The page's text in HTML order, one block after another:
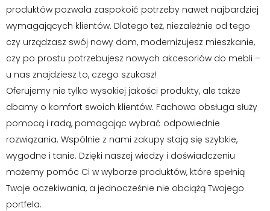
produktów pozwala zaspokoić potrzeby nawet najbardziej
wymagających klientów. Dlatego też, niezależnie od tego
czy urządzasz swój nowy dom, modernizujesz mieszkanie,
czy po prostu potrzebujesz nowych akcesoriów do mebli –
u nas znajdziesz to, czego szukasz!
Oferujemy nie tylko wysokiej jakości produkty, ale także
dbamy o komfort swoich klientów. Fachowa obsługa służy
pomocą i radą, pomagając wybrać odpowiednie
rozwiązania. Wspólnie z nami zakupy stają się szybkie,
wygodne i tanie. Dzięki naszej wiedzy i doświadczeniu
możemy pomóc Ci w wyborze produktów, które spełnią
Twoje oczekiwania, a jednocześnie nie obciążą Twojego
portfela.